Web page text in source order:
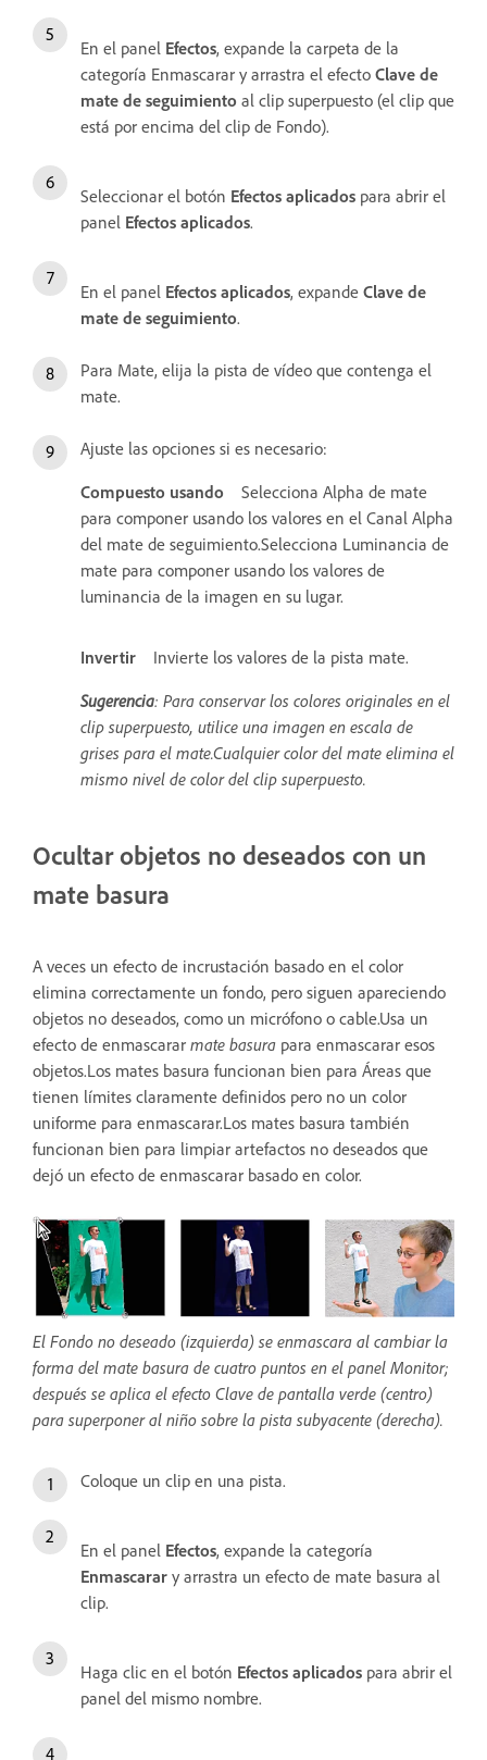
En el panel Efectos, expande la carpeta de la
categoría Enmascarar y arrastra el efecto Clave de
mate de seguimiento al clip superpuesto (el clip que
está por encima del clip de Fondo).
Seleccionar el botón Efectos aplicados para abrir el
panel Efectos aplicados.
En el panel Efectos aplicados, expande Clave de
mate de seguimiento.
Para Mate, elija la pista de vídeo que contenga el
mate.
Ajuste las opciones si es necesario:
Compuesto usando
Selecciona Alpha de mate
para componer usando los valores en el Canal Alpha
del mate de seguimiento.Selecciona Luminancia de
mate para componer usando los valores de
luminancia de la imagen en su lugar.
Invertir
Invierte los valores de la pista mate.
Sugerencia: Para conservar los colores originales en el
clip superpuesto, utilice una imagen en escala de
grises para el mate.Cualquier color del mate elimina el
mismo nivel de color del clip superpuesto.
Ocultar objetos no deseados con un
mate basura
A veces un efecto de incrustación basado en el color
elimina correctamente un fondo, pero siguen apareciendo
objetos no deseados, como un micrófono o cable.Usa un
efecto de enmascarar mate basura para enmascarar esos
objetos.Los mates basura funcionan bien para Áreas que
tienen límites claramente definidos pero no un color
uniforme para enmascarar.Los mates basura también
funcionan bien para limpiar artefactos no deseados que
dejó un efecto de enmascarar basado en color.
El Fondo no deseado (izquierda) se enmascara al cambiar la
forma del mate basura de cuatro puntos en el panel Monitor;
después se aplica el efecto Clave de pantalla verde (centro)
para superponer al niño sobre la pista subyacente (derecha).
Coloque un clip en una pista.
En el panel Efectos, expande la categoría
Enmascarar y arrastra un efecto de mate basura al
clip.
Haga clic en el botón Efectos aplicados para abrir el
panel del mismo nombre.